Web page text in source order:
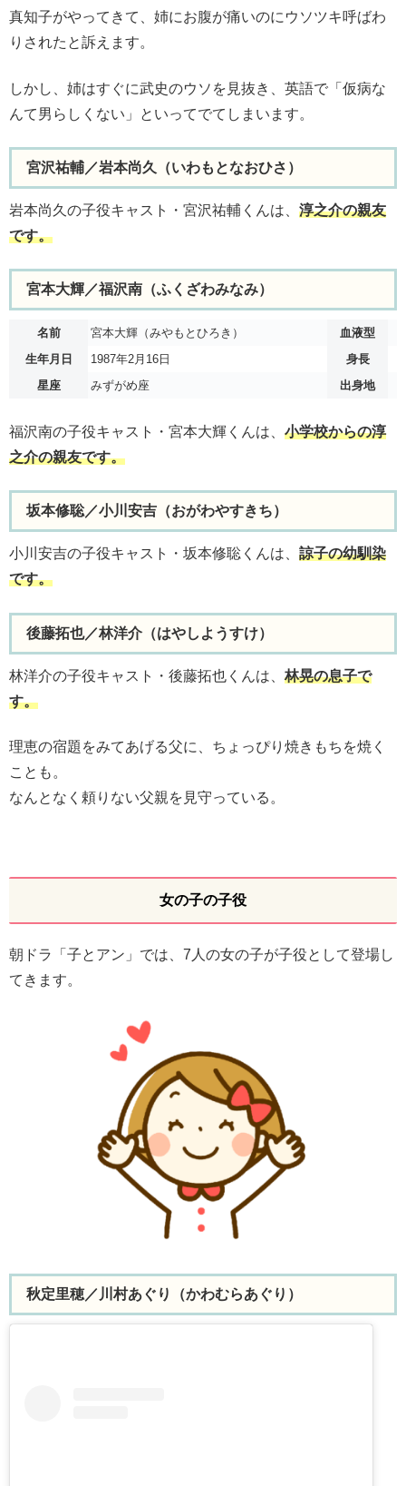
真知子がやってきて、姉にお腹が痛いのにウソツキ呼ばわ
りされたと訴えます。
しかし、姉はすぐに武史のウソを見抜き、英語で「仮病な
んて男らしくない」といってでてしまいます。
宮沢祐輔／岩本尚久（いわもとなおひさ）
岩本尚久の子役キャスト・宮沢祐輔くんは、 淳之介の親友
です。
宮本大輝／福沢南（ふくざわみなみ）
名前 宮本大輝（みやもとひろき）
血液型
生年月日
1987年2月16日
身長
星座
みずがめ座 出身地
福沢南の子役キャスト・宮本大輝くんは、 小学校からの淳
之介の親友です。
坂本修聡／小川安吉（おがわやすきち）
小川安吉の子役キャスト・坂本修聡くんは、 諒子の幼馴染
です。
後藤拓也／林洋介（はやしようすけ）
林洋介の子役キャスト・後藤拓也くんは、 林晃の息子で
す。
理恵の宿題をみてあげる父に、ちょっぴり焼きもちを焼く
ことも。
なんとなく頼りない父親を見守っている。
女の子の子役
朝ドラ「子とアン」では、7人の女の子が子役として登場し
てきます。
秋定里穂／川村あぐり（かわむらあぐり）